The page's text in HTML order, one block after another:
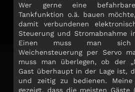
Wer gerne eine
Tankfunktion o.ä. bauen
damit verbundenen
Steuerung und Stromabnahme
Einen muss man sich
Weichensteuerung per Servo
muss man überlegen, ob der
Gast überhaupt in der Lage ist,
und zeitig zu bedienen. Meine
gezeigt, dass die meisten